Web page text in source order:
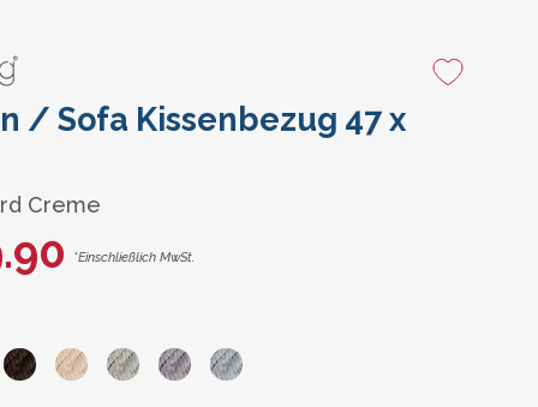
/ Sofa Kissenbezug 47 x
Creme
*Einschließlich MwSt.